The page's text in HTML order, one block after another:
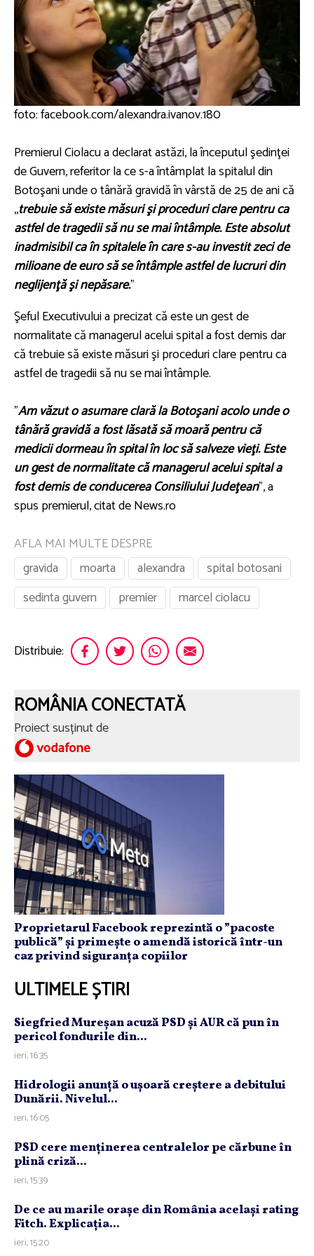
foto: facebook.com/alexandra.ivanov.180
Premierul Ciolacu a declarat astăzi, la începutul şedinţei
de Guvern, referitor la ce s-a întâmplat la spitalul din
Botoşani unde o tânără gravidă în vârstă de 25 de ani că
,,trebuie să existe măsuri şi proceduri clare pentru ca
astfel de tragedii să nu se mai întâmple. Este absolut
inadmisibil ca în spitalele în care s-au investit zeci de
milioane de euro să se întâmple astfel de lucruri din
neglijenţă şi nepăsare."
Şeful Executivului a precizat că este un gest de
normalitate că managerul acelui spital a fost demis dar
că trebuie să existe măsuri şi proceduri clare pentru ca
astfel de tragedii să nu se mai întâmple.
”Am văzut o asumare clară la Botoşani acolo unde o
tânără gravidă a fost lăsată să moară pentru că
medicii dormeau în spital în loc să salveze vieţi. Este
un gest de normalitate că managerul acelui spital a
fost demis de conducerea Consiliului Judeţean”, a
spus premierul, citat de News.ro
AFLA MAI MULTE DESPRE
gravida
moarta alexandra
spital botosani
sedinta guvern
premier marcel ciolacu
Distribuie:
ROMÂNIA CONECTATĂ
Proiect susținut de
Proprietarul Facebook reprezintă o ”pacoste
publică” și primește o amendă istorică într-un
caz privind siguranța copiilor
ULTIMELE ȘTIRI
Siegfried Mureşan acuză PSD şi AUR că pun în
pericol fondurile din...
ieri, 16:35
Hidrologii anunţă o uşoară creştere a debitului
Dunării. Nivelul...
ieri, 16:05
PSD cere menţinerea centralelor pe cărbune în
plină criză...
ieri, 15:39
De ce au marile oraşe din România acelaşi rating
Fitch. Explicaţia...
ieri, 15:20